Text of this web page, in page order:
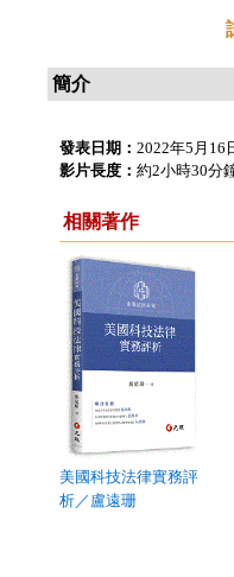
簡介
發表日期： 2022年5月16
影片長度： 約2小時30分
相關著作
美國科技法律實務評
析／盧遠珊